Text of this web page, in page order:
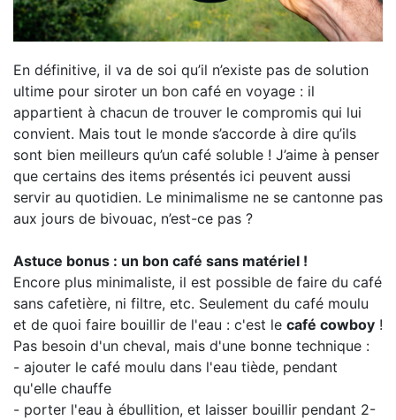
En définitive, il va de soi qu’il n’existe pas de solution
ultime pour siroter un bon café en voyage : il
appartient à chacun de trouver le compromis qui lui
convient. Mais tout le monde s’accorde à dire qu’ils
sont bien meilleurs qu’un café soluble ! J’aime à penser
que certains des items présentés ici peuvent aussi
servir au quotidien. Le minimalisme ne se cantonne pas
aux jours de bivouac, n’est-ce pas ?
Astuce bonus : un bon café sans matériel !
Encore plus minimaliste, il est possible de faire du café
sans cafetière, ni filtre, etc. Seulement du café moulu
et de quoi faire bouillir de l'eau : c'est le café cowboy !
Pas besoin d'un cheval, mais d'une bonne technique :
- ajouter le café moulu dans l'eau tiède, pendant
qu'elle chauffe
- porter l'eau à ébullition, et laisser bouillir pendant 2-